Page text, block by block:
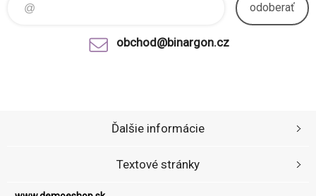
odoberať
obchod@binargon.cz
Ďalšie informácie
Textové stránky